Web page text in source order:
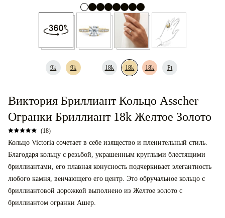
9k 9k 18k 18k 18k Pt
Виктория Бриллиант Кольцо Asscher
Огранки Бриллиант 18k Желтое Золото
(18)
Кольцо Victoria сочетает в себе изящество и пленительный стиль.
Благодаря кольцу с резьбой, украшенным круглыми блестящими
бриллиантами, его плавная конусность подчеркивает элегантность
любого камня, венчающего его центр. Это обручальное кольцо с
бриллиантовой дорожкой выполнено из Желтое золото с
бриллиантом огранки Ашер.